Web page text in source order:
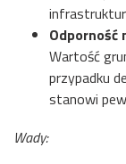
Odporność
Wartość
przypadku
stanowi
Wady: